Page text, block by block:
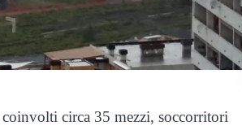
circa 35 mezzi, soccorritori